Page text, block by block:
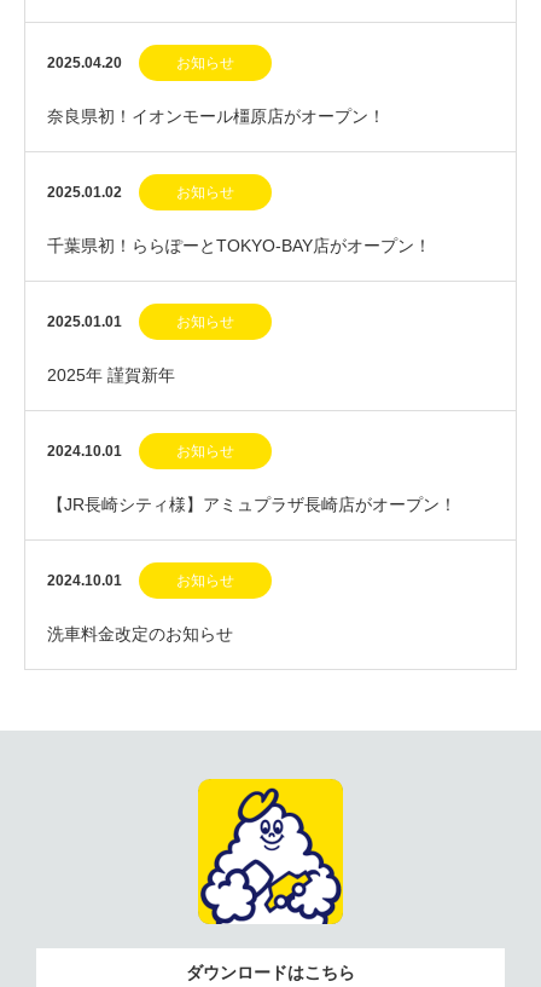
グサービス開始！
2025.04.20 お知らせ
奈良県初！イオンモール橿原店がオープン！
2025.01.02 お知らせ
千葉県初！ららぽーとTOKYO-BAY店がオープン！
2025.01.01 お知らせ
2025年 謹賀新年
2024.10.01 お知らせ
【JR長崎シティ様】アミュプラザ長崎店がオープン！
2024.10.01 お知らせ
洗車料金改定のお知らせ
ダウンロードはこちら